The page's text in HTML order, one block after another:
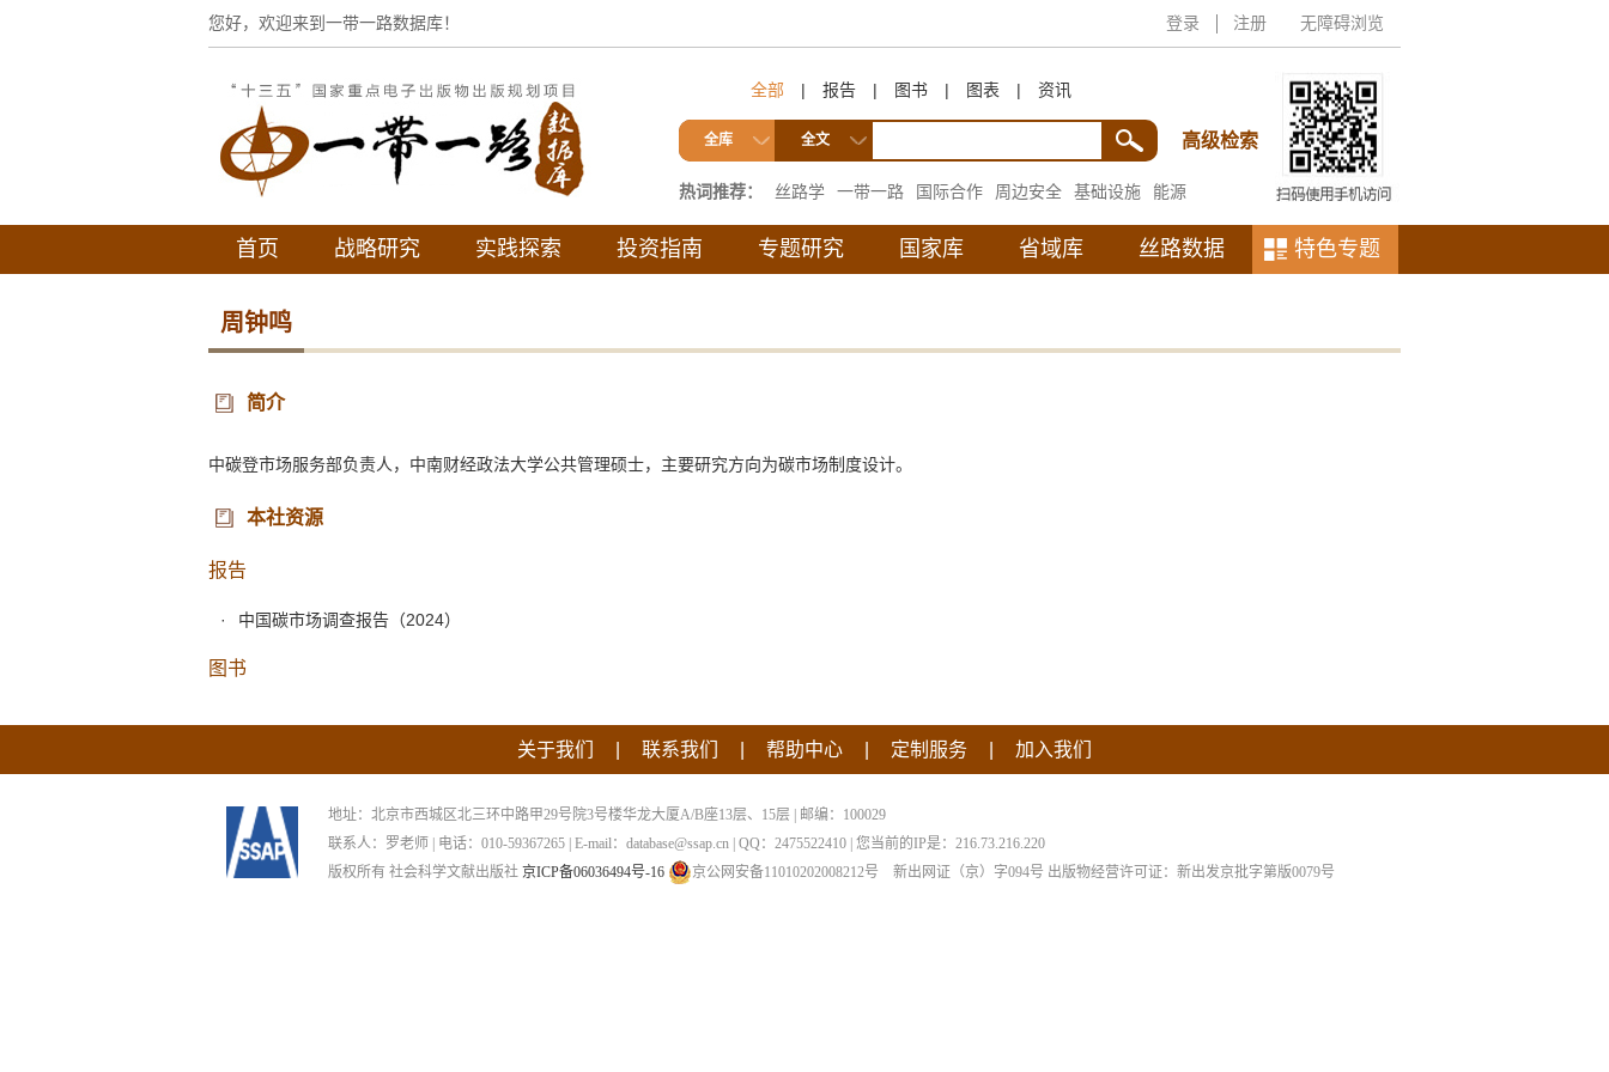
登录 注册 无障碍浏览
您好，欢迎来到一带一路数据库！
全部 | 报告 | 图书 | 图表 | 资讯
全库 全文 高级检索
热词推荐： 丝路学 一带一路 国际合作 周边安全 基础设施
能源
互联互通
首页 战略研究 实践探索 投资指南 专题研究 国家库 省域库 丝路数据 特色专题
周钟鸣
简介
中碳登市场服务部负责人，中南财经政法大学公共管理硕士，主要研究方向为碳市场制度设计。
本社资源
报告
中国碳市场调查报告（2024）
图书
关于我们 联系我们 帮助中心 定制服务 加入我们
地址：北京市西城区北三环中路甲29号院3号楼华龙大厦A/B座13层、15层 | 邮编：100029
联系人：罗老师 | 电话：010-59367265 | E-mail：database@ssap.cn | QQ：2475522410 | 您当前的IP是： 216.73.216.220
版权所有 社会科学文献出版社 京ICP备06036494号-16 京公网安备11010202008212号 新出网证（京）字094号 出版物经营许可证：新出发京批字第版0079号